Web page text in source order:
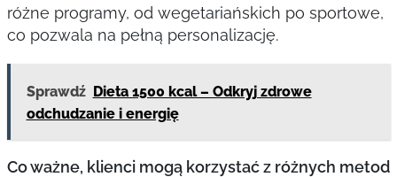
różne programy, od wegetariańskich po sportowe,
co pozwala na pełną personalizację.
Sprawdź Dieta 1500 kcal – Odkryj zdrowe
odchudzanie i energię
Co ważne, klienci mogą korzystać z różnych metod